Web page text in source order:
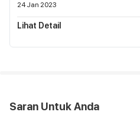
24 Jan 2023
Lihat Detail
Saran Untuk Anda